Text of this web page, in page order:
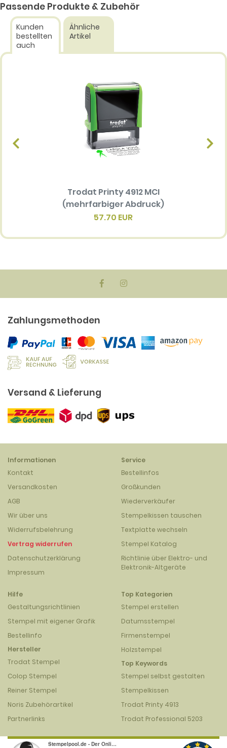
Passende Produkte & Zubehör
Kunden
bestellten
auch
Ähnliche
Artikel
Trodat Printy 4912 MCI
(mehrfarbiger Abdruck)
57.70 EUR
Zahlungsmethoden
Versand & Lieferung
Informationen
Kontakt
Versandkosten
AGB
Wir über uns
Widerrufsbelehrung
Vertrag widerrufen
Datenschutzerklärung
Impressum
Service
Bestellinfos
Großkunden
Wiederverkäufer
Stempelkissen tauschen
Textplatte wechseln
Stempel Katalog
Richtlinie über Elektro- und
Elektronik-Altgeräte
Hilfe
Gestaltungsrichtlinien
Stempel mit eigener Grafik
Bestellinfo
Hersteller
Trodat Stempel
Colop Stempel
Reiner Stempel
Noris Zubehörartikel
Partnerlinks
Top Kategorien
Stempel erstellen
Datumsstempel
Firmenstempel
Holzstempel
Top Keywords
Stempel selbst gestalten
Stempelkissen
Trodat Printy 4913
Trodat Professional 5203